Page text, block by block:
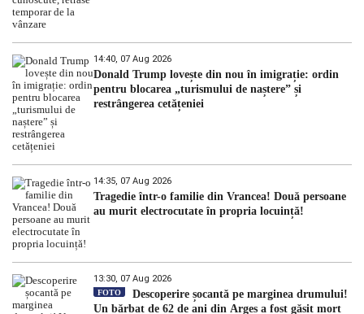
14:40, 07 Aug 2026
Donald Trump lovește din nou în imigrație: ordin
pentru blocarea „turismului de naștere” și
restrângerea cetățeniei
14:35, 07 Aug 2026
Tragedie într-o familie din Vrancea! Două persoane
au murit electrocutate în propria locuință!
13:30, 07 Aug 2026
FOTO
Descoperire șocantă pe marginea drumului!
Un bărbat de 62 de ani din Argeș a fost găsit mort